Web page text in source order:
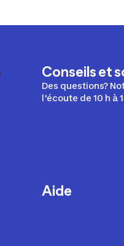
Conseils et
Des questions?
l'écoute de 10 h à
Aide